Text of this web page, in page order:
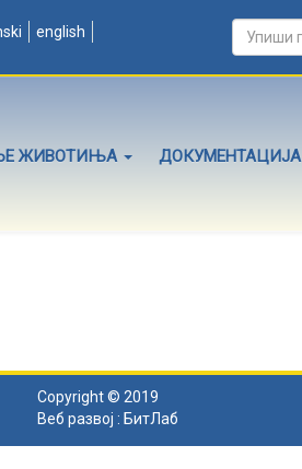
english
ЖИВОТИЊА ДОКУМЕНТАЦИЈА
Copyright © 2019
Веб развој : БитЛаб